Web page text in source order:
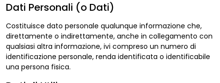
Dati Personali (o Dati)
Costituisce dato personale qualunque informazione che,
direttamente o indirettamente, anche in collegamento con
qualsiasi altra informazione, ivi compreso un numero di
identificazione personale, renda identificata o identificabile
una persona fisica.